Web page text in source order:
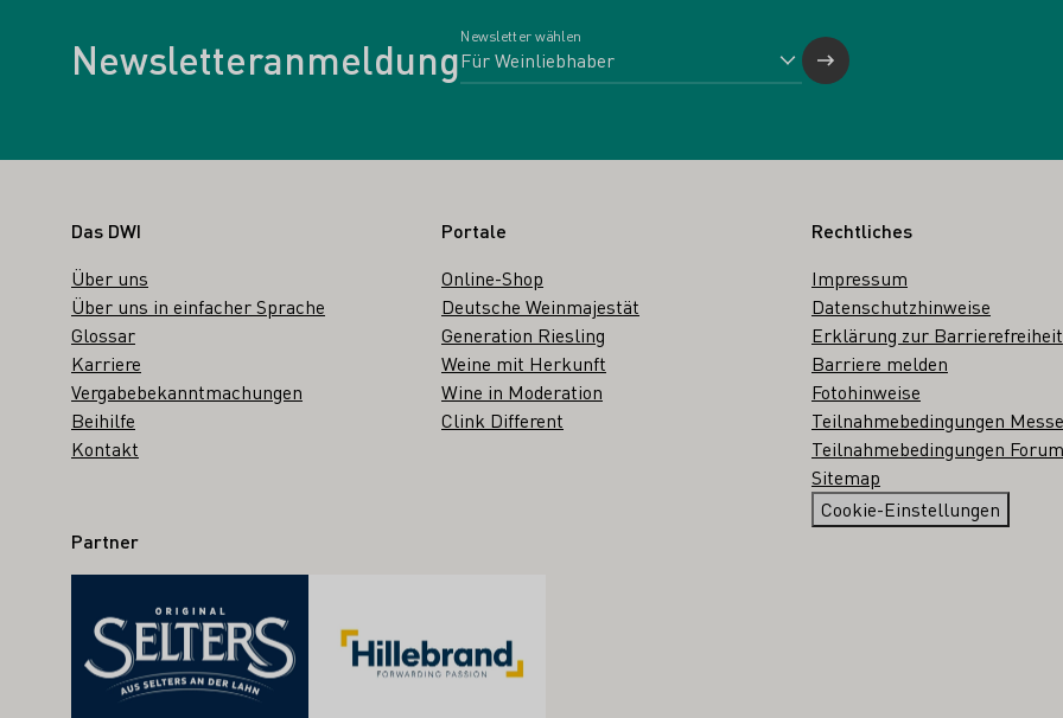
Newsletteranmeldung
Newsletter wählen
Fußbereich
Das DWI
Über uns
Über uns in einfacher Sprache
Glossar
Karriere
Vergabebekanntmachungen
Beihilfe
Kontakt
Portale
Online-Shop
Deutsche Weinmajestät
Generation Riesling
Weine mit Herkunft
Wine in Moderation
Clink Different
Rechtliches
Impressum
Datenschutzhinweise
Erklärung zur Barrierefreiheit
Barriere melden
Fotohinweise
Teilnahmebedingungen
Teilnahmebedingungen
Sitemap
Cookie-Einstellungen
Partner